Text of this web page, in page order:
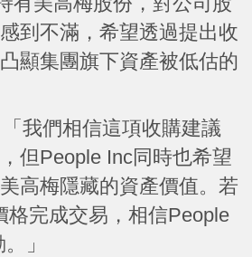
到不滿，希望透過提出收
顯集團旗下資產被低估的
我們相信這項收購建議
但People Inc同時也希望
高梅隱藏的資產價值。若
格完成交易，相信People
」